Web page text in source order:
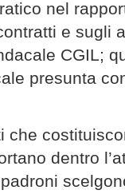
nel
e sugli
CGIL;
presunta
che
dentro